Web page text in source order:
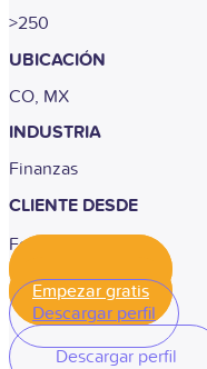
>250
UBICACIÓN
CO, MX
INDUSTRIA
Finanzas
CLIENTE DESDE
Febrero, 2024
Empezar gratis
Descargar perfil
Descargar perfil